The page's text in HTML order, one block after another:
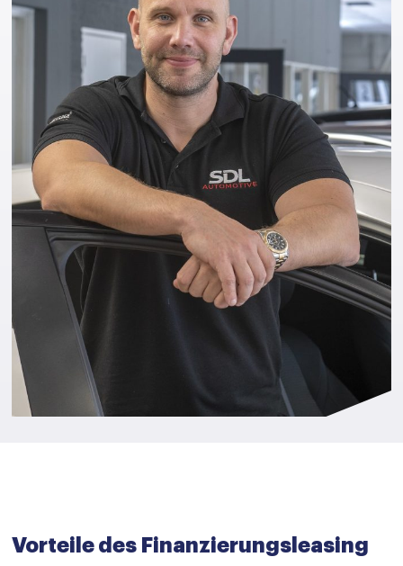
Vorteile des Finanzierungsleasing